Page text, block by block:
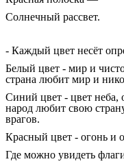
Солнечный рассвет.
- Каждый цвет несёт
Белый цвет - мир и
страна любит мир и
Синий цвет - цвет неба,
народ любит свою
врагов.
Красный цвет - огонь и
Где можно увидеть